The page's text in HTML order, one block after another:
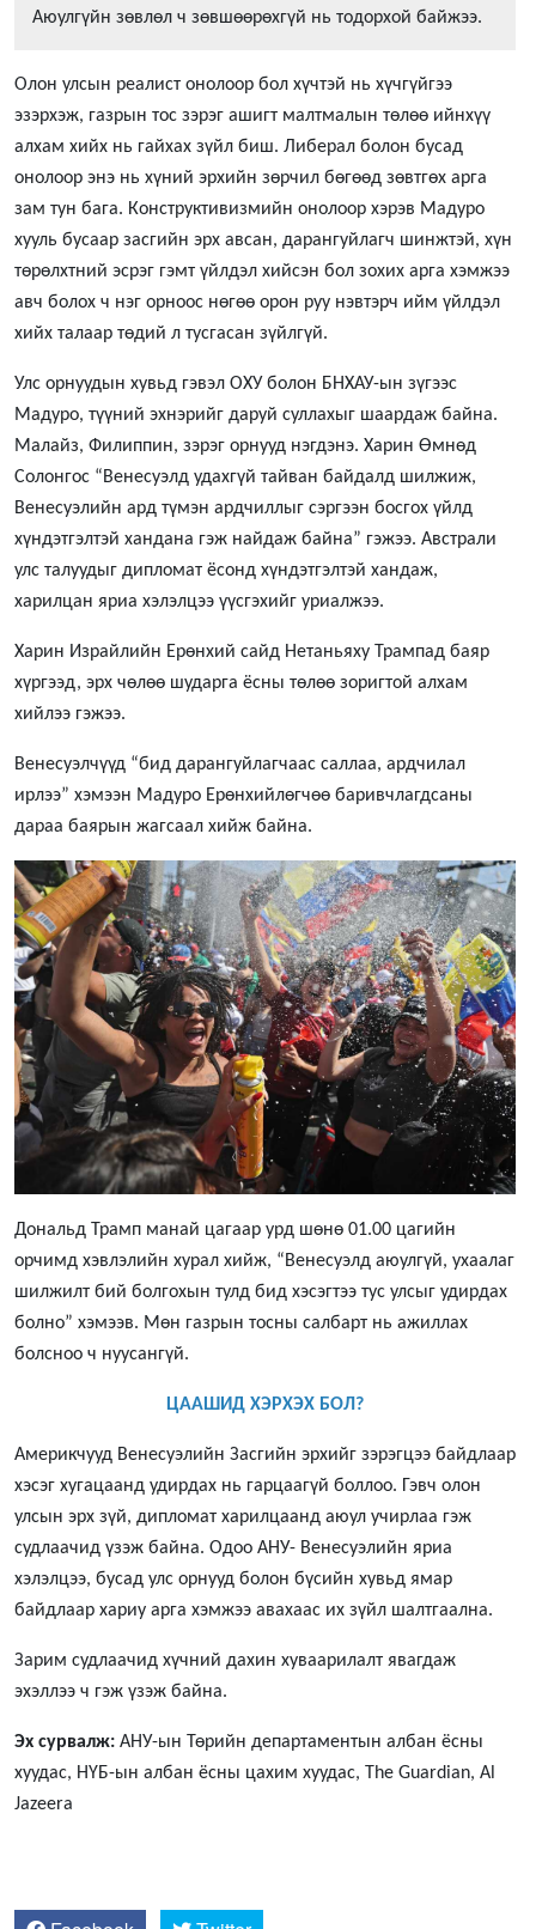
Аюулгүйн зөвлөл ч зөвшөөрөхгүй нь тодорхой байжээ.
Олон улсын реалист онолоор бол хүчтэй нь хүчгүйгээ
эзэрхэж, газрын тос зэрэг ашигт малтмалын төлөө ийнхүү
алхам хийх нь гайхах зүйл биш. Либерал болон бусад
онолоор энэ нь хүний эрхийн зөрчил бөгөөд зөвтгөх арга
зам тун бага. Конструктивизмийн онолоор хэрэв Мадуро
хууль бусаар засгийн эрх авсан, дарангуйлагч шинжтэй, хүн
төрөлхтний эсрэг гэмт үйлдэл хийсэн бол зохих арга хэмжээ
авч болох ч нэг орноос нөгөө орон руу нэвтэрч ийм үйлдэл
хийх талаар төдий л тусгасан зүйлгүй.
Улс орнуудын хувьд гэвэл ОХУ болон БНХАУ-ын зүгээс
Мадуро, түүний эхнэрийг даруй суллахыг шаардаж байна.
Малайз, Филиппин, зэрэг орнууд нэгдэнэ. Харин Өмнөд
Солонгос “Венесуэлд удахгүй тайван байдалд шилжиж,
Венесуэлийн ард түмэн ардчиллыг сэргээн босгох үйлд
хүндэтгэлтэй хандана гэж найдаж байна” гэжээ. Австрали
улс талуудыг дипломат ёсонд хүндэтгэлтэй хандаж,
харилцан яриа хэлэлцээ үүсгэхийг уриалжээ.
Харин Израйлийн Ерөнхий сайд Нетаньяху Трампад баяр
хүргээд, эрх чөлөө шударга ёсны төлөө зоригтой алхам
хийлээ гэжээ.
Венесуэлчүүд “бид дарангуйлагчаас саллаа, ардчилал
ирлээ” хэмээн Мадуро Ерөнхийлөгчөө баривчлагдсаны
дараа баярын жагсаал хийж байна.
Дональд Трамп манай цагаар урд шөнө 01.00 цагийн
орчимд хэвлэлийн хурал хийж, “Венесуэлд аюулгүй, ухаалаг
шилжилт бий болгохын тулд бид хэсэгтээ тус улсыг удирдах
болно” хэмээв. Мөн газрын тосны салбарт нь ажиллах
болсноо ч нуусангүй.
ЦААШИД ХЭРХЭХ БОЛ?
Америкчууд Венесуэлийн Засгийн эрхийг зэрэгцээ байдлаар
хэсэг хугацаанд удирдах нь гарцаагүй боллоо. Гэвч олон
улсын эрх зүй, дипломат харилцаанд аюул учирлаа гэж
судлаачид үзэж байна. Одоо АНУ- Венесуэлийн яриа
хэлэлцээ, бусад улс орнууд болон бүсийн хувьд ямар
байдлаар хариу арга хэмжээ авахаас их зүйл шалтгаална.
Зарим судлаачид хүчний дахин хуваарилалт явагдаж
эхэллээ ч гэж үзэж байна.
Эх сурвалж: АНУ-ын Төрийн департаментын албан ёсны
хуудас, НҮБ-ын албан ёсны цахим хуудас, The Guardian, Al
Jazeera